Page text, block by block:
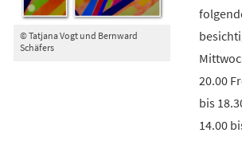
© Tatjana Vogt und Bernward
Schäfers
20.00
bis
14.00